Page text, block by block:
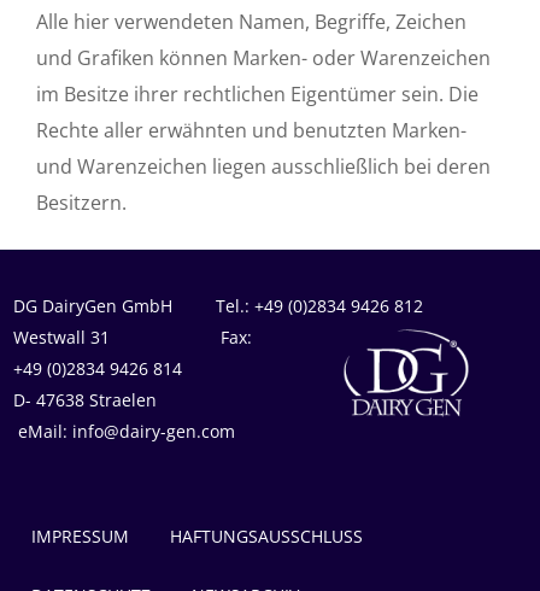
Alle hier verwendeten Namen, Begriffe, Zeichen
und Grafiken können Marken- oder Warenzeichen
im Besitze ihrer rechtlichen Eigentümer sein. Die
Rechte aller erwähnten und benutzten Marken-
und Warenzeichen liegen ausschließlich bei deren
Besitzern.
DG DairyGen GmbH Tel.: +49 (0)2834 9426 812
Westwall 31 Fax:
+49 (0)2834 9426 814
D- 47638 Straelen
eMail: info@dairy-gen.com
IMPRESSUM HAFTUNGSAUSSCHLUSS